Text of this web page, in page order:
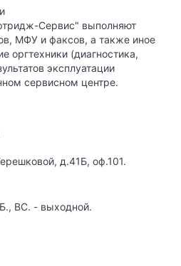
Сервис" выполняют
МФУ и факсов, а также иное
оргтехники (диагностика,
эксплуатации
сервисном центре.
д.41Б, оф.101.
ВС. - выходной.